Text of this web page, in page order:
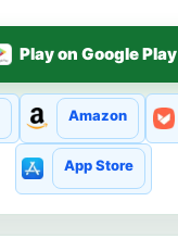
Play on Google Play
Amazon
App Store